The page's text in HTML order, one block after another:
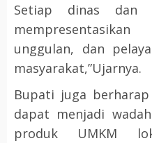
Setiap dinas dan
unggulan, dan
masyarakat,”Ujarnya.
Bupati juga
dapat menjadi
produk UMKM